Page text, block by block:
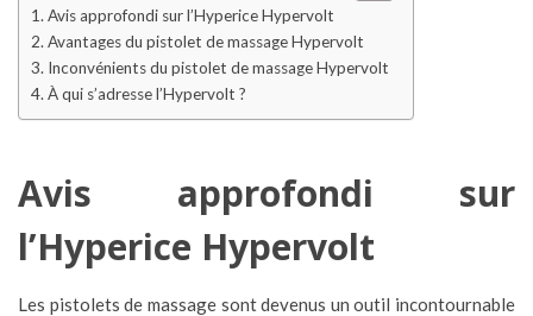
Avis approfondi sur l’Hyperice Hypervolt
Avantages du pistolet de massage Hypervolt
Inconvénients du pistolet de massage Hypervolt
À qui s’adresse l’Hypervolt ?
Avis approfondi sur
l’Hyperice Hypervolt
Les pistolets de massage sont devenus un outil incontournable